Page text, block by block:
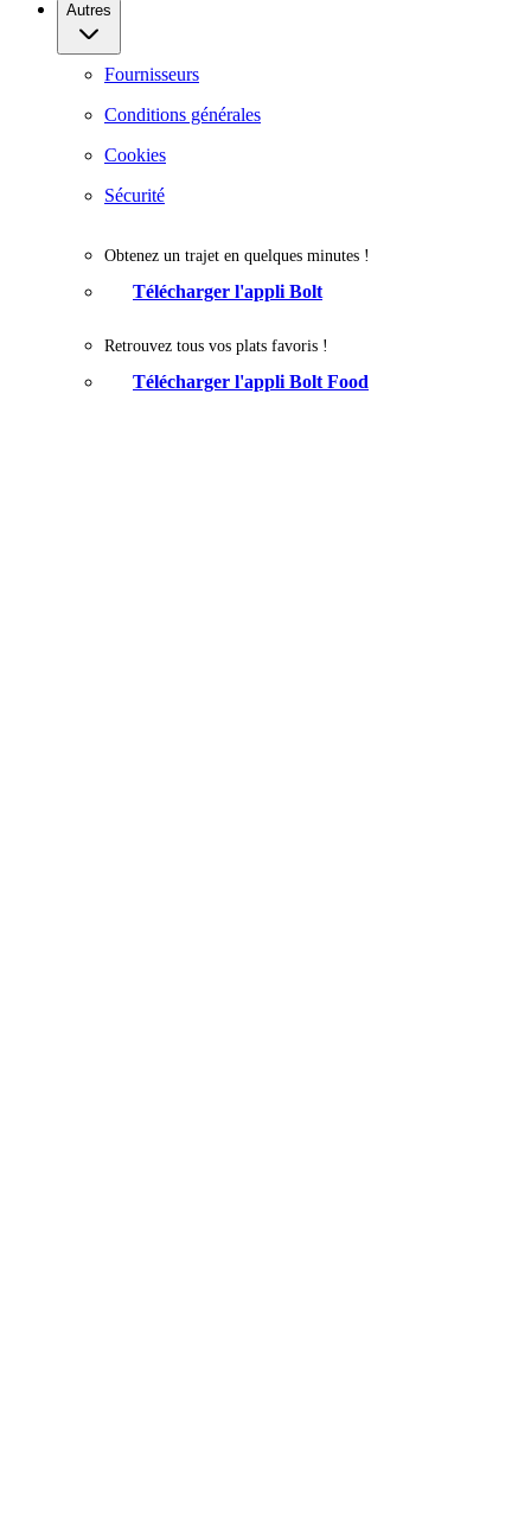
Autres
Fournisseurs
Conditions générales
Cookies
Sécurité
Obtenez un trajet en quelques minutes !
Télécharger l'appli Bolt
Retrouvez tous vos plats favoris !
Télécharger l'appli Bolt Food